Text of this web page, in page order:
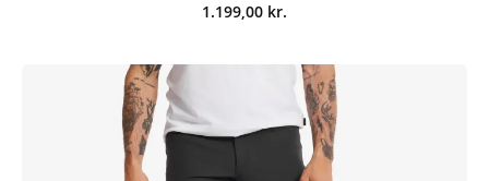
1.199,00 kr.